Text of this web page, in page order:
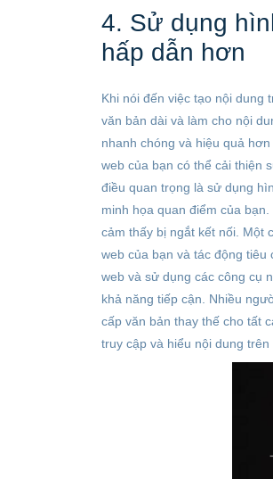
4. Sử dụng
hấp dẫn hơn
Khi nói đến việc tạo nội dung
văn bản dài và làm cho nội
nhanh chóng và hiệu quả
web của bạn có thể cải thiện
điều quan trọng là sử dụng
minh họa quan điểm của
cảm thấy bị ngắt kết nối. Một
web của bạn và tác động
web và sử dụng các công cụ
khả năng tiếp cận. Nhiều
cấp văn bản thay thế cho tất
truy cập và hiểu nội dung trên